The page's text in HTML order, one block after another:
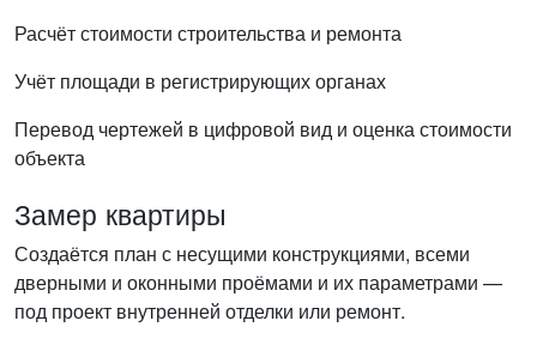
Расчёт стоимости строительства и ремонта
Учёт площади в регистрирующих органах
Перевод чертежей в цифровой вид и оценка стоимости
объекта
Замер квартиры
Создаётся план с несущими конструкциями, всеми
дверными и оконными проёмами и их параметрами —
под проект внутренней отделки или ремонт.